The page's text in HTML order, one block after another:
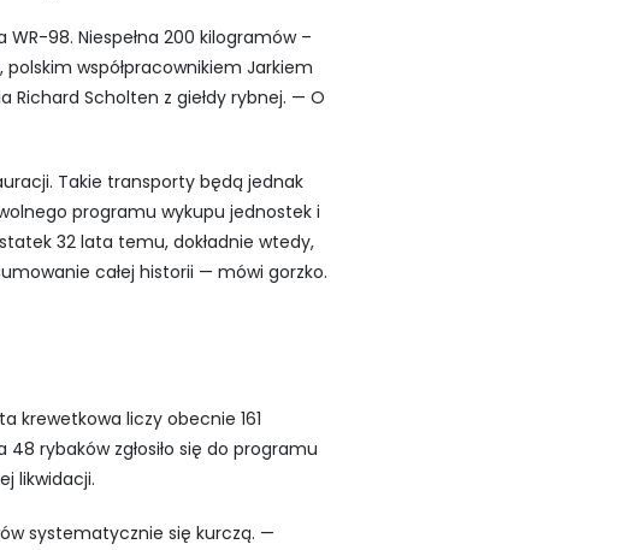
98. Niespełna 200 kilogramów –
polskim współpracownikiem Jarkiem
Richard Scholten z giełdy rybnej. — O
Takie transporty będą jednak
programu wykupu jednostek i
32 lata temu, dokładnie wtedy,
całej historii — mówi gorzko.
krewetkowa liczy obecnie 161
rybaków zgłosiło się do programu
likwidacji.
systematycznie się kurczą. —